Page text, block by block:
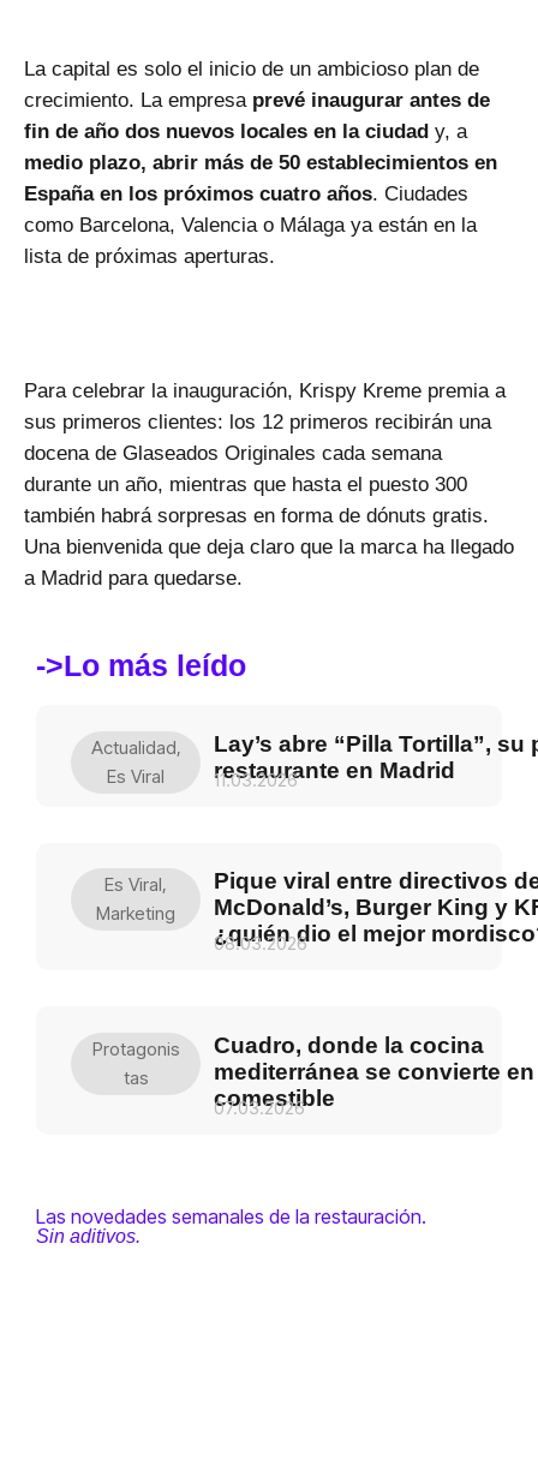
La capital es solo el inicio de un ambicioso plan de
crecimiento. La empresa prevé inaugurar antes de
fin de año dos nuevos locales en la ciudad y, a
medio plazo, abrir más de 50 establecimientos en
España en los próximos cuatro años. Ciudades
como Barcelona, Valencia o Málaga ya están en la
lista de próximas aperturas.
Para celebrar la inauguración, Krispy Kreme premia a
sus primeros clientes: los 12 primeros recibirán una
docena de Glaseados Originales cada semana
durante un año, mientras que hasta el puesto 300
también habrá sorpresas en forma de dónuts gratis.
Una bienvenida que deja claro que la marca ha llegado
a Madrid para quedarse.
->Lo más leído
Lay’s abre “Pilla Tortilla”, su
restaurante en Madrid
11.03.2026
Actualidad,
Es Viral
Pique viral entre directivos
McDonald’s, Burger King y
¿quién dio el mejor
08.03.2026
Es Viral,
Marketing
Cuadro, donde la cocina
mediterránea se convierte
comestible
07.03.2026
Protagonis
Tas
Las novedades semanales de la restauración.
Sin aditivos.